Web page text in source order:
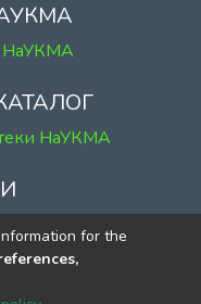
НаУКМА
НаУКМА
2
31
for the